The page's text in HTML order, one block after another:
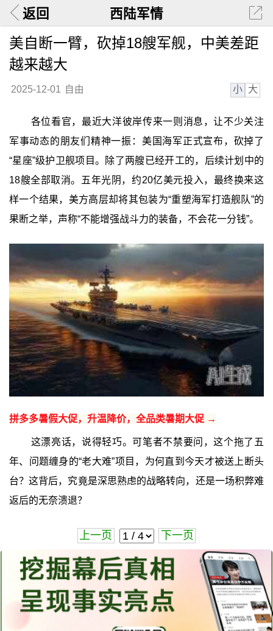
返回 西陆军情
美自断一臂，砍掉18艘军舰，中美差距
越来越大
2025-12-01 自由 小 大
各位看官，最近大洋彼岸传来一则消息，让不少关注
军事动态的朋友们精神一振：美国海军正式宣布，砍掉了
“星座”级护卫舰项目。除了两艘已经开工的，后续计划中的
18艘全部取消。五年光阴，约20亿美元投入，最终换来这
样一个结果，美方高层却将其包装为“重塑海军打造舰队”的
果断之举，声称“不能增强战斗力的装备，不会花一分钱”。
拼多多暑假大促，升温降价，全品类暑期大促 →
这漂亮话，说得轻巧。可笔者不禁要问，这个拖了五
年、问题缠身的“老大难”项目，为何直到今天才被送上断头
台？这背后，究竟是深思熟虑的战略转向，还是一场积弊难
返后的无奈溃退？
上一页 下一页